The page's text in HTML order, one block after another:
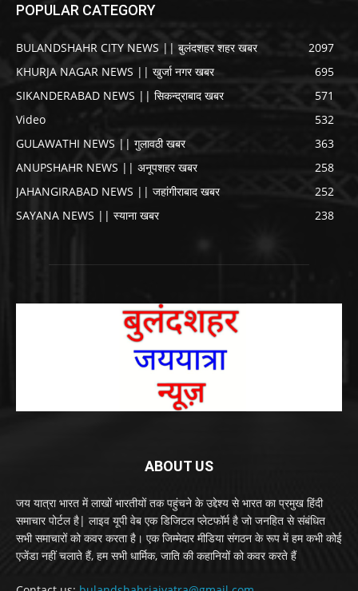
POPULAR CATEGORY
BULANDSHAHR CITY NEWS || बुलंदशहर शहर खबर
2097
KHURJA NAGAR NEWS || खुर्जा नगर खबर
695
SIKANDERABAD NEWS || सिकन्द्राबाद खबर
571
Video
532
GULAWATHI NEWS || गुलावठी खबर
363
ANUPSHAHR NEWS || अनूपशहर खबर
258
JAHANGIRABAD NEWS || जहांगीराबाद खबर
252
SAYANA NEWS || स्याना खबर
238
ABOUT US
जय यात्रा भारत में लाखों भारतीयों तक पहुंचने के उद्देश्य से भारत का प्रमुख हिंदी
समाचार पोर्टल है| लाइव यूपी वेब एक डिजिटल प्लेटफॉर्म है जो जनहित से संबंधित
सभी समाचारों को कवर करता है। एक जिम्मेदार मीडिया संगठन के रूप में हम कभी कोई
एजेंडा नहीं चलाते हैं, हम सभी धार्मिक, जाति की कहानियों को कवर करते हैं